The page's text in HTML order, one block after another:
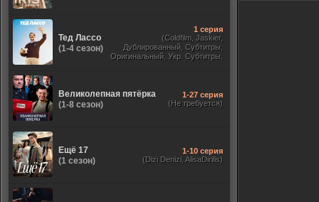
Тед Лассо
(1-4 сезон)
1 серия
(Coldfilm, Jaskier,
Дублированный, Субтитры,
Оригинальный, Укр. Субтитры,
Великолепная пятёрка
(1-8 сезон)
1-27 серия
(Не требуется)
Ещё 17
(1 сезон)
1-10 серия
(Dizi Denizi, AlisaDirilis)